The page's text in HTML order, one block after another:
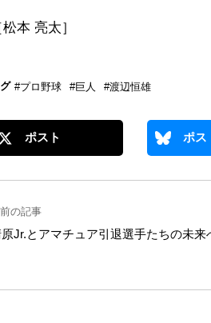
松本 亮太］
#プロ野球 #巨人 #渡辺恒雄
ポスト ポス
前の記事
Jr.とアマチュア引退選手たちの未来